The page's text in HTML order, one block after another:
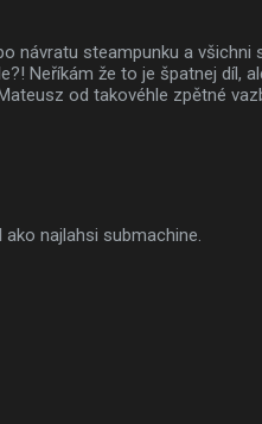
návratu steampunku a všichni
Neříkám že to je špatnej díl,
od takovéhle zpětné
najlahsi submachine.